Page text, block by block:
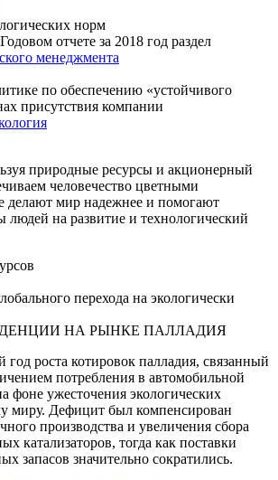
норм
отчете за 2018 год раздел
менеджмента
по обеспечению «устойчивого
присутствия компании
природные ресурсы и акционерный
человечество цветными
делают мир надежнее и помогают
людей на развитие и технологический
перехода на экологически
НА РЫНКЕ ПАЛЛАДИЯ
год роста котировок палладия, связанный
потребления в автомобильной
фоне ужесточения экологических
миру. Дефицит был компенсирован
производства и увеличения сбора
катализаторов, тогда как поставки
запасов значительно сократились.